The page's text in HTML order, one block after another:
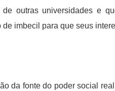
outras universidades e
imbecil para que seus
da fonte do poder social